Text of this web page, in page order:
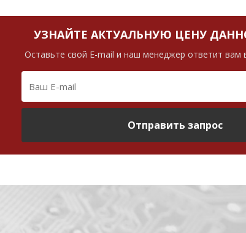
УЗНАЙТЕ АКТУАЛЬНУЮ ЦЕНУ
Оставьте свой E-mail и наш менеджер ответит вам
Отправить запрос